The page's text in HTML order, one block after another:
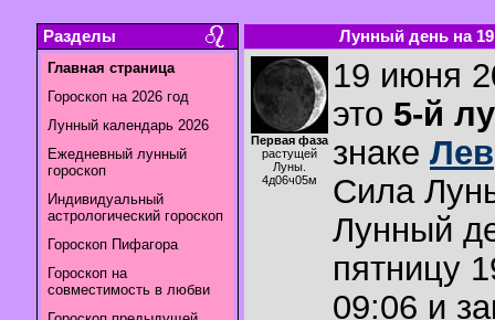
Разделы
Главная страница
Гороскоп на 2026 год
Лунный календарь 2026
Ежедневный лунный
гороскоп
Индивидуальный
астрологический гороскоп
Гороскоп Пифагора
Гороскоп на
совместимость в любви
Лунный день на
Первая фаза
растущей
Луны.
4д06ч05м
19 июня
это 5-й
знаке Лев
Сила
Лунный
пятницу
09:06 и